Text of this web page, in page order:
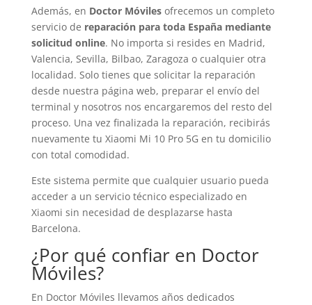
Además, en Doctor Móvilesofrecemos un completo
servicio de reparación para toda España mediante
solicitud online. No importa si resides en Madrid,
Valencia, Sevilla, Bilbao, Zaragoza o cualquier otra
localidad. Solo tienes que solicitar la reparación
desde nuestra página web, preparar el envío del
terminal y nosotros nos encargaremos del resto del
proceso. Una vez finalizada la reparación, recibirás
nuevamente tu Xiaomi Mi 10 Pro 5G en tu domicilio
con total comodidad.
Este sistema permite que cualquier usuario pueda
acceder a un servicio técnico especializado en
Xiaomi sin necesidad de desplazarse hasta
Barcelona.
¿Por qué confiar en Doctor
Móviles?
En Doctor Móviles llevamos años dedicados